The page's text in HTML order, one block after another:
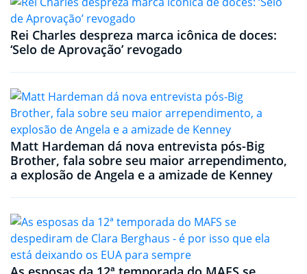
Rei Charles despreza marca icônica de doces:
‘Selo de Aprovação’ revogado
Matt Hardeman dá nova entrevista pós-Big
Brother, fala sobre seu maior arrependimento,
a explosão de Angela e a amizade de Kenney